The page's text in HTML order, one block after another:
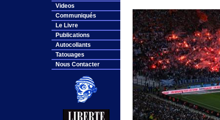
Videos
Communiqués
Le Livre
Publications
Autocollants
Tatouages
Nous Contacter